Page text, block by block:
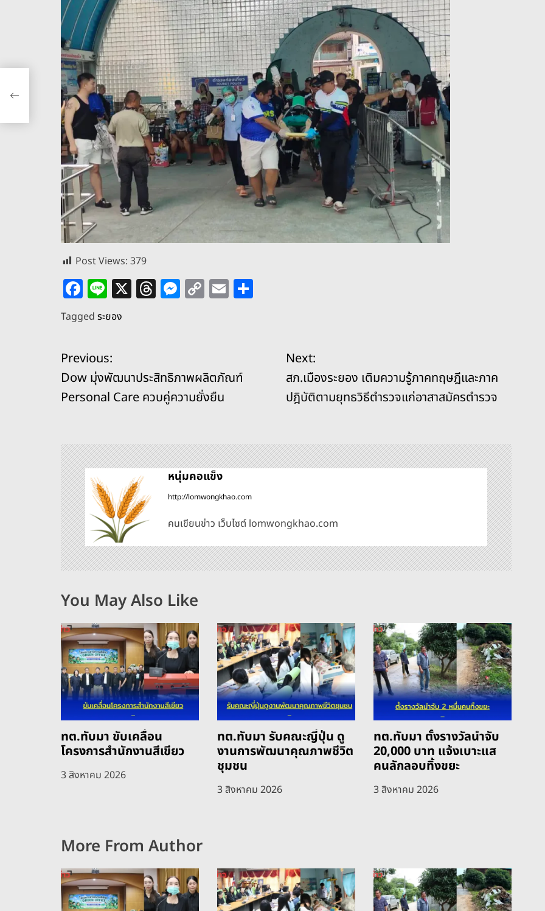
Post Views:379
F
a
c
e
b
o
o
Li
n
e
X T
h
d
s
M
e
n
g
er
C
o
Li
n
k
E
m
Tagged ระยอง
แ
น
แ
น
ว
เ
รื่
อ
ง
Previous:
Dow มุ่งพัฒนาประสิทธิภาพผลิตภัณฑ์
Personal Care ควบคู่ความยั่งยืน
Next:
สภ.เมืองระยอง เติมความรู้ภาคทฤษฎีและภาค
ปฎิบัติตามยุทธวิธีตำรวจแก่อาสาสมัครตำรวจ
หนุ่มคอแข็ง
http://lomwongkhao.com
คนเขียนข่าว เว็บไซต์ lomwongkhao.com
You May Also Like
ทต.ทับมา ขับเคลื่อน
โครงการสำนักงานสีเขียว
3 สิงหาคม 2026
ทต.ทับมา รับคณะญี่ปุ่น ดู
งานการพัฒนาคุณภาพชีวิต
ชุมชน
3 สิงหาคม 2026
ทต.ทับมา ตั้งรางวัลนำจับ
20,000 บาท แจ้งเบาะแส
คนลักลอบทิ้งขยะ
3 สิงหาคม 2026
More From Author
คู่